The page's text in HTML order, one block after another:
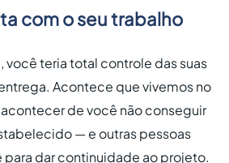
com o seu trabalho
você teria total controle das suas
Acontece que vivemos no
de você não conseguir
— e outras pessoas
dar continuidade ao projeto.